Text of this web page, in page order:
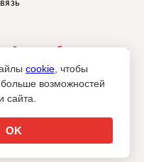
проектбрендингового
допустимо только при
cookie , чтобы
возможностей
сайта.
OK